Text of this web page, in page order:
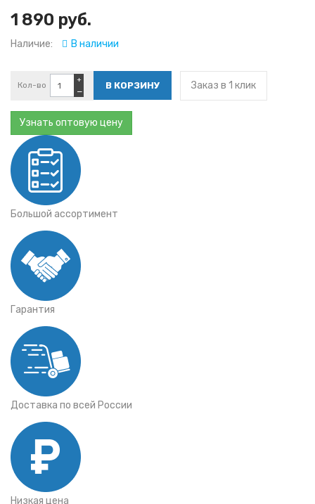
1 890 руб.
Наличие: В наличии
Кол-во
−
+ Заказ в 1 клик
Узнать оптовую цену
Большой ассортимент
Гарантия
Доставка по всей России
Низкая цена